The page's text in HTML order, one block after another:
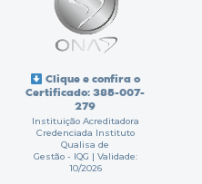
Clique e confira o
Certificado: 385-007-
279
Instituição Acreditadora
Credenciada Instituto
Qualisa de
Gestão - IQG | Validade:
10/2026